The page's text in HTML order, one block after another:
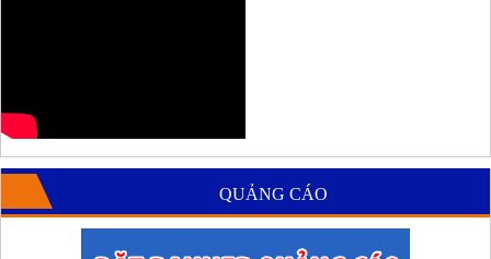
QUẢNG CÁO